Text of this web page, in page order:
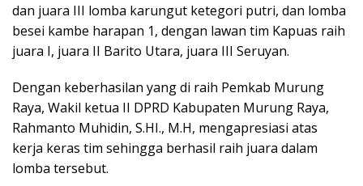
dan juara III lomba karungut ketegori putri, dan lomba
besei kambe harapan 1, dengan lawan tim Kapuas raih
juara I, juara II Barito Utara, juara III Seruyan.
Dengan keberhasilan yang di raih Pemkab Murung
Raya, Wakil ketua II DPRD Kabupaten Murung Raya,
Rahmanto Muhidin, S.HI., M.H, mengapresiasi atas
kerja keras tim sehingga berhasil raih juara dalam
lomba tersebut.